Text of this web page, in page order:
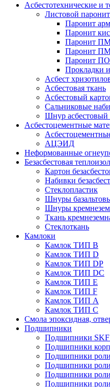
Асбестотехнические и
Листовой паронит
Паронит
Паронит
Паронит
Паронит
Паронит
Прокладки
Асбест
Асбестовая ткань
Асбестовый
Сальниковые
Шнур
Асбестоцементные
АЦЭИД
Неформованные
Безасбестовая
Картон
Набивки
Стеклопластик
Шнуры
Шнуры
Ткань
Стеклоткань
Камлоки
Камлок ТИП B
Камлок ТИП D
Камлок ТИП DP
Камлок ТИП DС
Камлок ТИП E
Камлок ТИП F
Камлок ТИП А
Камлок ТИП С
Смола эпоксидная,
Подшипники
Подшипники
Подшипники
Подшипники
Подшипники
Подшипники
Подшипники